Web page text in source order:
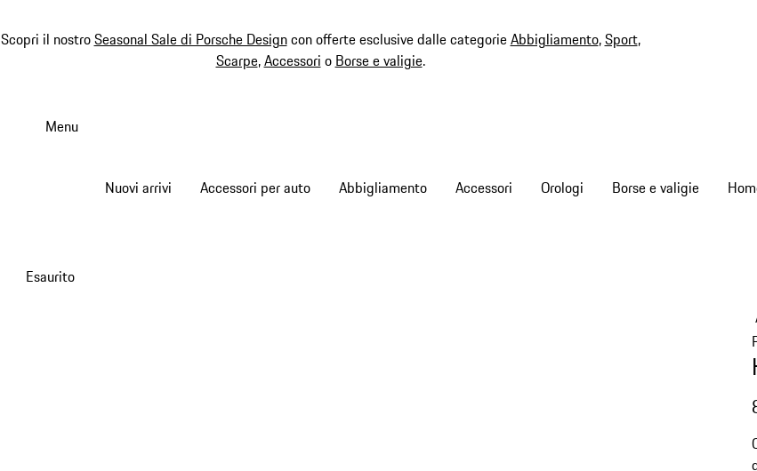
Scopri il nostroSeasonal Sale di Porsche Designcon offerte esclusive dalle categorieAbbigliamento,Sport,
Scarpe,Accessori o Borse e valigie.
Menu
Nuovi arrivi Accessori per auto Abbigliamento Accessori Orologi Borse e valigie
Esaurito